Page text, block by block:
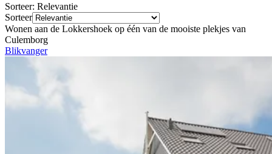
Sorteer: Relevantie
Sorteer
Wonen aan de Lokkershoek op één van de mooiste plekjes van
Culemborg
Blikvanger